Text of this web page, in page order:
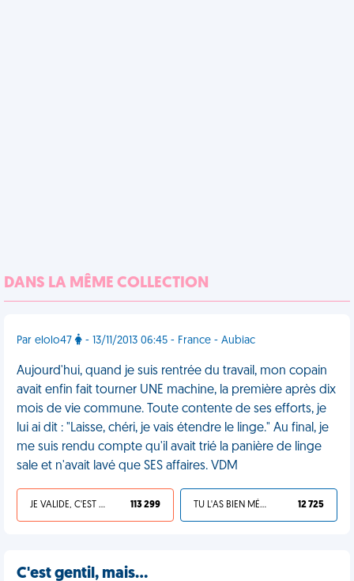
DANS LA MÊME COLLECTION
Par elolo47 - 13/11/2013 06:45 - France - Aubiac
Aujourd'hui, quand je suis rentrée du travail, mon copain
avait enfin fait tourner UNE machine, la première après dix
mois de vie commune. Toute contente de ses efforts, je
lui ai dit : "Laisse, chéri, je vais étendre le linge." Au final, je
me suis rendu compte qu'il avait trié la panière de linge
sale et n'avait lavé que SES affaires. VDM
JE VALIDE, C'EST UNE VDM 113 299 TU L'AS BIEN MÉRITÉ 12 725
C'est gentil, mais…